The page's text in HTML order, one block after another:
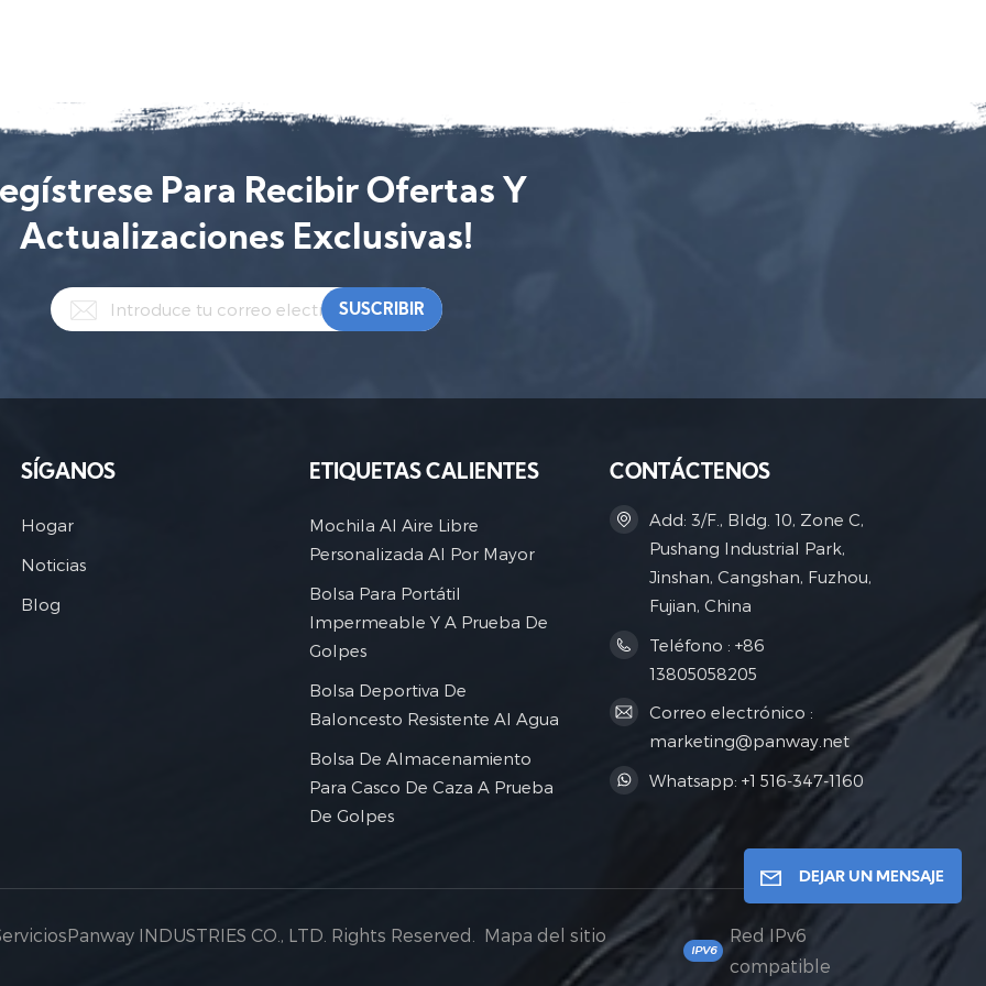
Para Recibir Ofertas Y
Actualizaciones Exclusivas!
SÍGANOS
Hogar
Noticias
Blog
ETIQUETAS CALIENTES
Mochila Al Aire Libre
Personalizada Al Por Mayor
Bolsa Para Portátil
Impermeable Y A Prueba De
Golpes
Bolsa Deportiva De
Baloncesto Resistente Al Agua
Bolsa De Almacenamiento
Para Casco De Caza A Prueba
De Golpes
CONTÁCTENOS
Add: 3/F., Bldg. 10, Zone C,
Pushang Industrial Park,
Jinshan, Cangshan, Fuzhou,
Fujian, China
Teléfono : +86
13805058205
Correo electrónico :
marketing@panway.net
Whatsapp: +1 516-347-1160
INDUSTRIES CO., LTD. Rights Reserved. Mapa del sitio
Red IPv6
compatible
DEJAR UN MENSAJE